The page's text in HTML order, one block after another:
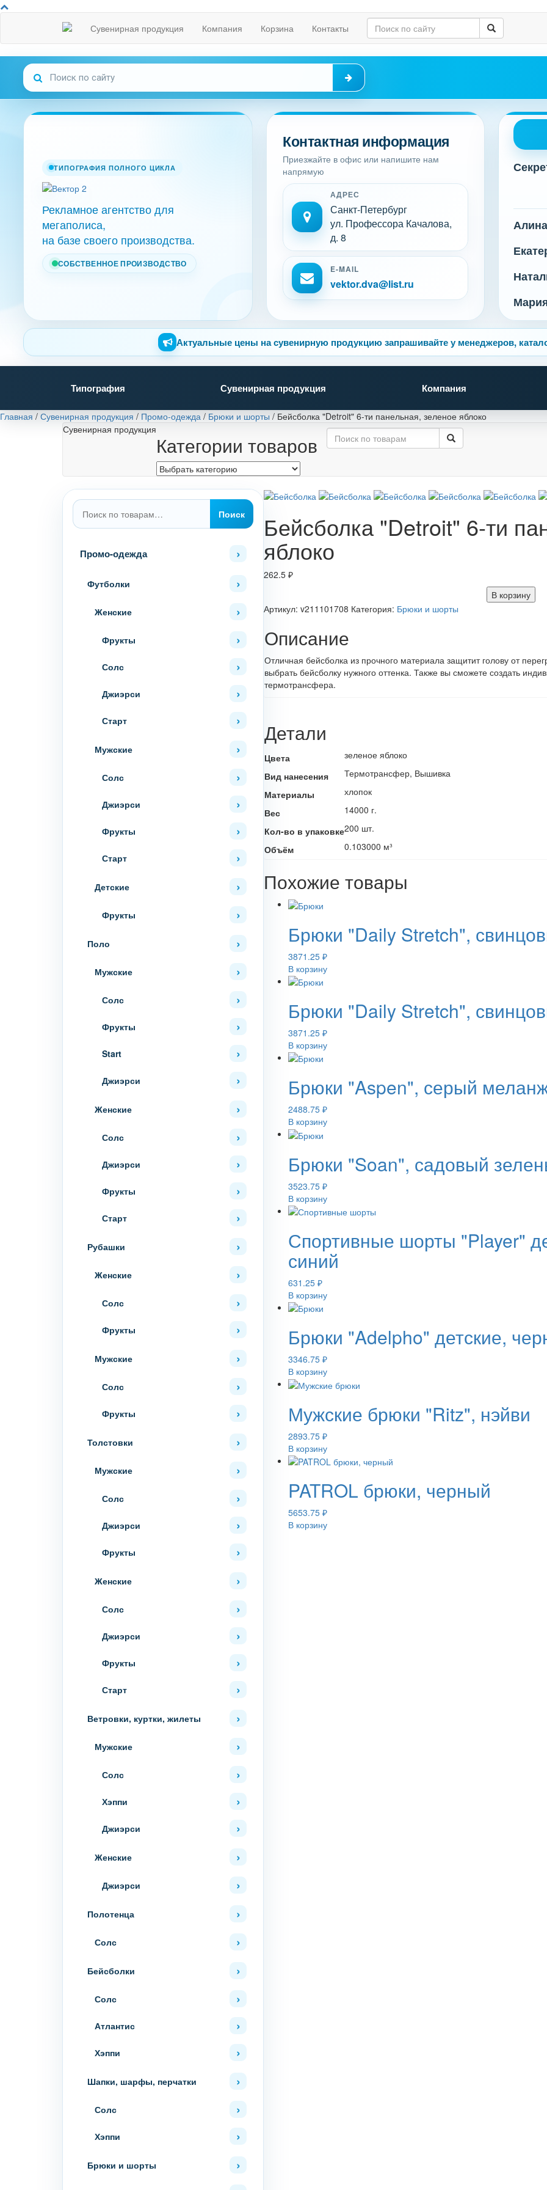
Сувенирная продукция Компания Корзина Контакты
ТИПОГРАФИЯ ПОЛНОГО ЦИКЛА
Рекламное агентство для
мегаполиса,
на базе своего производства.
СОБСТВЕННОЕ ПРОИЗВОДСТВО
Контактная информация
Приезжайте в офис или напишите нам
напрямую
АДРЕС
Санкт-Петербург
ул. Профессора Качалова,
д. 8
E-MAIL
vektor.dva@list.ru
Алина
Актуальные цены на сувенирную продукцию запрашивайте у менеджеров,
Типография Сувенирная продукция Компания
Главная / Сувенирная продукция / Промо-одежда / Брюки и шорты / Бейсболка "Detroit" 6-ти панельная, зеленое яблоко
Сувенирная продукция
Категории товаров
Искать:
Поиск
Промо-одежда
Футболки
Женские
Фрукты
Солс
Джиэрси
Старт
Мужские
Солс
Джиэрси
Фрукты
Старт
Детские
Фрукты
Поло
Мужские
Солс
Фрукты
Start
Джиэрси
Женские
Солс
Джиэрси
Фрукты
Старт
Рубашки
Женские
Солс
Фрукты
Мужские
Солс
Фрукты
Толстовки
Мужские
Солс
Джиэрси
Фрукты
Женские
Солс
Джиэрси
Фрукты
Старт
Ветровки, куртки, жилеты
Мужские
Солс
Хэппи
Джиэрси
Женские
Джиэрси
Полотенца
Солс
Бейсболки
Солс
Атлантис
Хэппи
Шапки, шарфы, перчатки
Солс
Хэппи
Брюки и шорты
Бейсболка "Detroit" 6-ти
яблоко
262.5 ₽
В корзину
Артикул: v211101708 Категория: Брюки и шорты
Описание
Отличная бейсболка из прочного материала защитит голову от
выбрать бейсболку нужного оттенка. Также вы сможете создать
термотрансфера.
Детали
Цвета
зеленое яблоко
Вид нанесения
Термотрансфер, Вышивка
Материалы
хлопок
Вес
14000 г.
Кол-во в упаковке200 шт.
Объём
0.103000 м³
Похожие товары
Брюки "Daily Stretch",
3871.25 ₽
В корзину
Брюки "Daily Stretch",
3871.25 ₽
В корзину
Брюки "Aspen", серый
2488.75 ₽
В корзину
Брюки "Soan", садовый
3523.75 ₽
В корзину
Спортивные шорты "Player"
синий
631.25 ₽
В корзину
Брюки "Adelpho" детские,
3346.75 ₽
В корзину
Мужские брюки "Ritz", нэйви
2893.75 ₽
В корзину
PATROL брюки, черный
5653.75 ₽
В корзину